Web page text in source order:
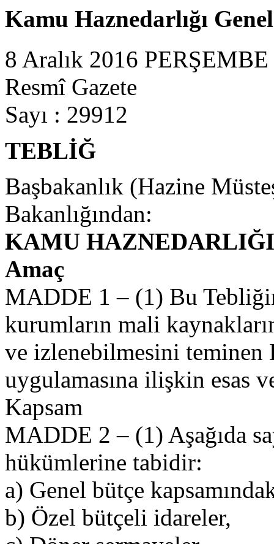
Kamu Haznedarlığı
8 Aralık 2016 PERŞEMBE
Resmî Gazete
Sayı : 29912
TEBLİĞ
Başbakanlık (Hazine
Bakanlığından:
KAMU
Amaç
MADDE 1 – (1) Bu
kurumların mali
ve izlenebilmesini teminen
uygulamasına ilişkin esas
Kapsam
MADDE 2 – (1) Aşağıda
hükümlerine tabidir:
a) Genel bütçe
b) Özel bütçeli idareler,